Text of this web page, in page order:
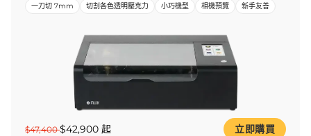
一刀切 7mm 切割各色透明壓克力 小巧機型 相機預覽 新手友善
$47,400$42,900 起 立即購買